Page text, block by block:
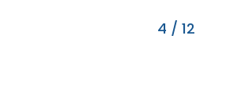
4 / 12